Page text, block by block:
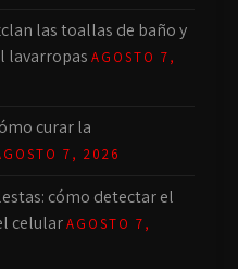
las toallas de baño y
lavarropas AGOSTO 7,
curar la
7, 2026
cómo detectar el
celularAGOSTO 7,